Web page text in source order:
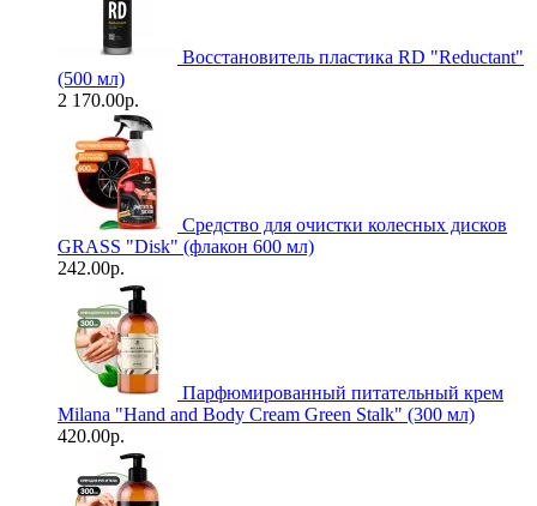
Восстановитель пластика RD "Reductant"
(500 мл)
2 170.00р.
Средство для очистки колесных дисков
GRASS "Disk" (флакон 600 мл)
242.00р.
Парфюмированный питательный крем
Milana "Hand and Body Cream Green Stalk" (300 мл)
420.00р.